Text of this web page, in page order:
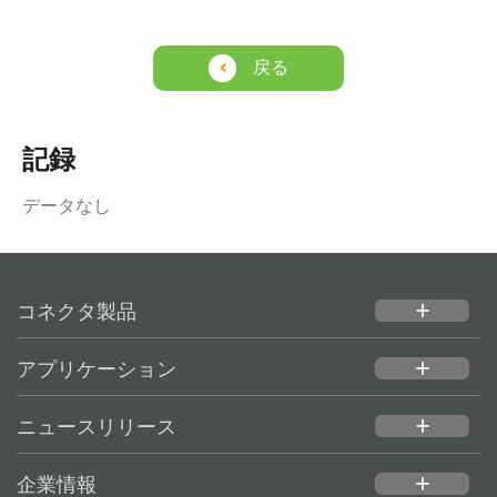
戻る
記録
データなし
コネクタ製品 add
アプリケーション add
ニュースリリース add
企業情報 add